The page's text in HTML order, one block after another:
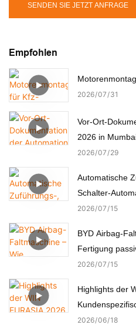
SENDEN SIE JETZT ANFRAGE
Empfohlen
2026 07 31
Vor-Ort-
2026 in
2026 07 29
Automatische
Schalter-
2026 07 15
BYD Airbag-
Fertigung
2026 07 15
Highlights der
für Elektronik,
2026 06 18